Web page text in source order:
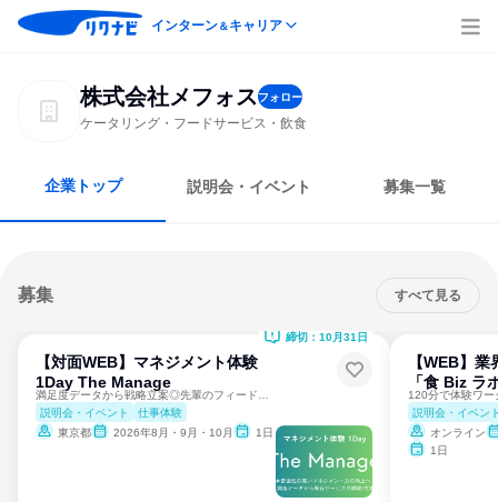
インターン＆キャリア
株式会社メフォスフォロー
ケータリング・フードサービス・飲食
企業トップ 説明会・イベント 募集一覧
募集 すべて見る
【対面WEB】マネジメント体験
1Day The Manage
説明会・イベント
仕事体験
東京都
2026年8月・9月・10月 1日
締切：10月31日
【WEB】
「食 Biz ラ
説明会・イベン
オンライン
1日